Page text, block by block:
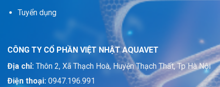
Tuyển dụng
CÔNG TY CỔ PHẦN VIỆT NHẬT AQUAVET
Địa chỉ: Thôn 2, Xã Thạch Hoà, Huyện Thạch Thất, Tp Hà Nội
Điện thoại: 0947.196.991